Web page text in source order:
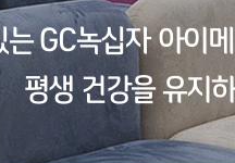
는 GC녹십자 아이
평생 건강을 유지